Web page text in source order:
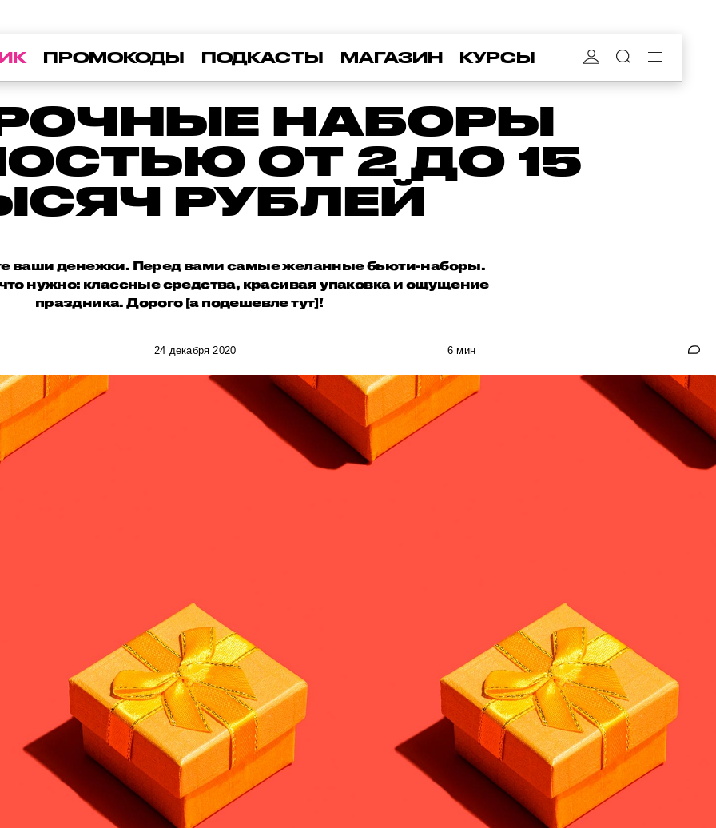
ПРОМОКОДЫ ПОДКАСТЫ МАГАЗИН КУРСЫ
НАБОРЫ
ОТ 2 ДО 15
РУБЛЕЙ
ваши денежки. Перед вами самые желанные бьюти-наборы.
нужно: классные средства, красивая упаковка и ощущение
праздника. Дорого [а подешевле тут]!
24 декабря 2020 6 мин